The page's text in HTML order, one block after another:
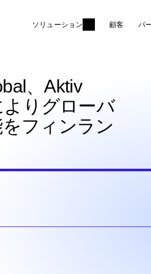
ソリューション 顧客 パ
、Aktiv
りグローバ
フィンラン